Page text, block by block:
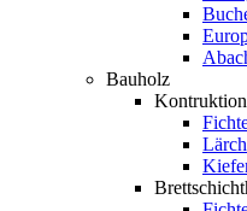
Bauholz